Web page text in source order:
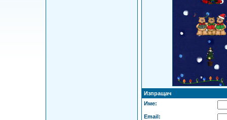
Изпращач
Име:
Email: